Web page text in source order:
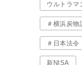
ウルトラマ
＃横浜炭
＃日本法
新NISA